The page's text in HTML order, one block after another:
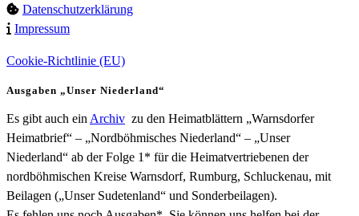
Datenschutzerklärung
Impressum
Cookie-Richtlinie (EU)
Ausgaben „Unser Niederland“
Es gibt auch ein Archiv zu den Heimatblättern „Warnsdorfer
Heimatbrief“ – „Nordböhmisches Niederland“ – „Unser
Niederland“ ab der Folge 1* für die Heimatvertriebenen der
nordböhmischen Kreise Warnsdorf, Rumburg, Schluckenau, mit
Beilagen („Unser Sudetenland“ und Sonderbeilagen).